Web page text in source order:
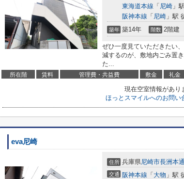
東海道本線 「 尼崎 」
阪神本線 「 尼崎 」駅
築年 築14年 階数 2階建
ぜひ一度見ていただきたい
減するのが、敷地内ごみ置
た...
所在階 賃料 管理費・共益費 敷金 礼金
現在空室情報があり
ほっとスマイルへのお問い
eva尼崎
住所 兵庫県尼崎市長洲本通
交通 阪神本線 「 大物 」駅